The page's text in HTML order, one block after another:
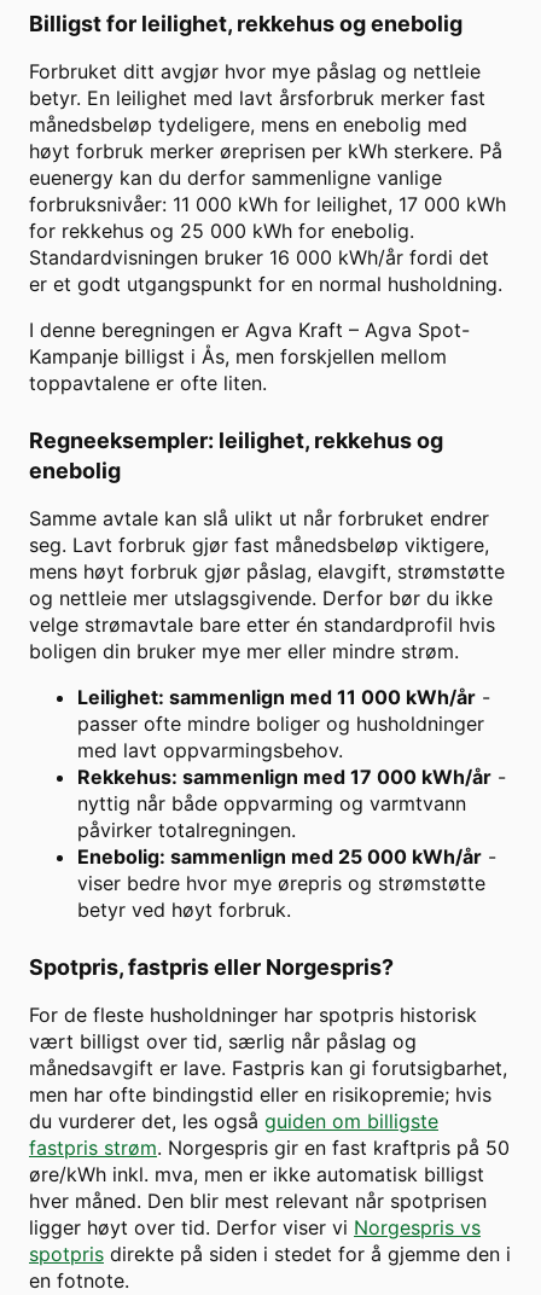
Billigst for leilighet, rekkehus og enebolig
Forbruket ditt avgjør hvor mye påslag og nettleie
betyr. En leilighet med lavt årsforbruk merker fast
månedsbeløp tydeligere, mens en enebolig med
høyt forbruk merker øreprisen per kWh sterkere. På
euenergy kan du derfor sammenligne vanlige
forbruksnivåer: 11 000 kWh for leilighet, 17 000 kWh
for rekkehus og 25 000 kWh for enebolig.
Standardvisningen bruker 16 000 kWh/år fordi det
er et godt utgangspunkt for en normal husholdning.
I denne beregningen er Agva Kraft – Agva Spot-
Kampanje billigst i Ås, men forskjellen mellom
toppavtalene er ofte liten.
Regneeksempler: leilighet, rekkehus og
enebolig
Samme avtale kan slå ulikt ut når forbruket endrer
seg. Lavt forbruk gjør fast månedsbeløp viktigere,
mens høyt forbruk gjør påslag, elavgift, strømstøtte
og nettleie mer utslagsgivende. Derfor bør du ikke
velge strømavtale bare etter én standardprofil hvis
boligen din bruker mye mer eller mindre strøm.
Leilighet: sammenlign med 11 000 kWh/år -
passer ofte mindre boliger og husholdninger
med lavt oppvarmingsbehov.
Rekkehus: sammenlign med 17 000 kWh/år -
nyttig når både oppvarming og varmtvann
påvirker totalregningen.
Enebolig: sammenlign med 25 000 kWh/år -
viser bedre hvor mye ørepris og strømstøtte
betyr ved høyt forbruk.
Spotpris, fastpris eller Norgespris?
For de fleste husholdninger har spotpris historisk
vært billigst over tid, særlig når påslag og
månedsavgift er lave. Fastpris kan gi forutsigbarhet,
men har ofte bindingstid eller en risikopremie; hvis
du vurderer det, les også guiden om billigste
fastpris strøm. Norgespris gir en fast kraftpris på 50
øre/kWh inkl. mva, men er ikke automatisk billigst
hver måned. Den blir mest relevant når spotprisen
ligger høyt over tid. Derfor viser vi Norgespris vs
spotpris direkte på siden i stedet for å gjemme den i
en fotnote.